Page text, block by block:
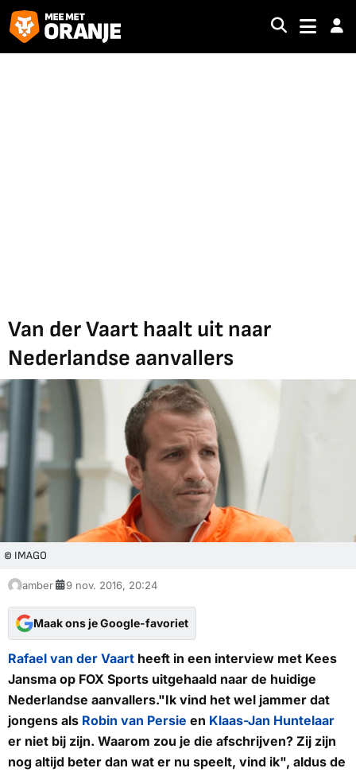
Van der Vaart haalt uit naar
Nederlandse aanvallers
© IMAGO
amber 9 nov. 2016, 20:24
Maak ons je Google-favoriet
Rafael van der Vaart heeft in een interview met Kees
Jansma op FOX Sports uitgehaald naar de huidige
Nederlandse aanvallers."Ik vind het wel jammer dat
jongens als Robin van Persie en Klaas-Jan Huntelaar
er niet bij zijn. Waarom zou je die afschrijven? Zij zijn
nog altijd beter dan wat er nu speelt, vind ik", aldus de